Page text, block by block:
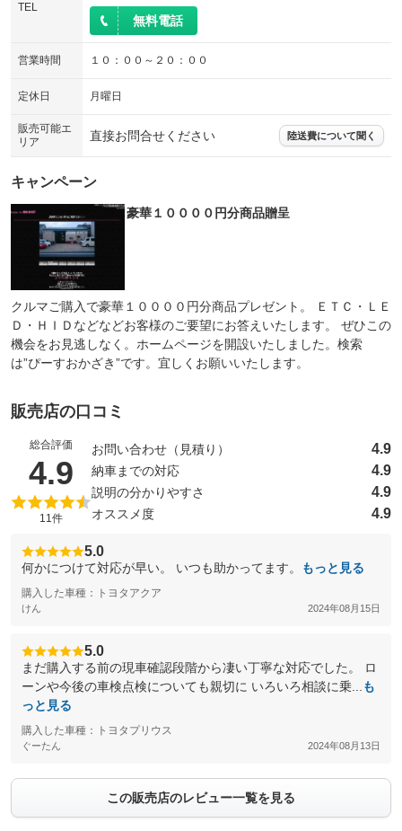
TEL
無料電話
営業時間 １０：００～２０：００
定休日 月曜日
販売可能エ
リア
直接お問合せください 陸送費について聞く
キャンペーン
豪華１００００円分商品贈呈
クルマご購入で豪華１００００円分商品プレゼント。 ＥＴＣ・ＬＥ
Ｄ・ＨＩＤなどなどお客様のご要望にお答えいたします。 ぜひこの
機会をお見逃しなく。ホームページを開設いたしました。検索
は”ぴーすおかざき”です。宜しくお願いいたします。
販売店の口コミ
総合評価
4.9 （5点満点中）
11件
お問い合わせ（見積り） 4.9
納車までの対応 4.9
説明の分かりやすさ 4.9
オススメ度 4.9
5.0
何かにつけて対応が早い。 いつも助かってます。 もっと見る
購入した車種：トヨタアクア
けん 2024年08月15日
5.0
まだ購入する前の現車確認段階から凄い丁寧な対応でした。 ロ
ーンや今後の車検点検についても親切に いろいろ相談に乗...
も
っと見る
購入した車種：トヨタプリウス
ぐーたん 2024年08月13日
この販売店のレビュー一覧を見る